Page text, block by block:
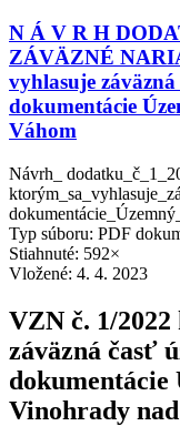
N Á V R H
ZÁVÄZNÉ
vyhlasuje
dokumentácie
Váhom
Návrh_
Typ súboru: PDF
Stiahnuté: 592×
Vložené: 4. 4. 2023
VZN č. 1/
záväzná časť
dokumentácie
Vinohrady